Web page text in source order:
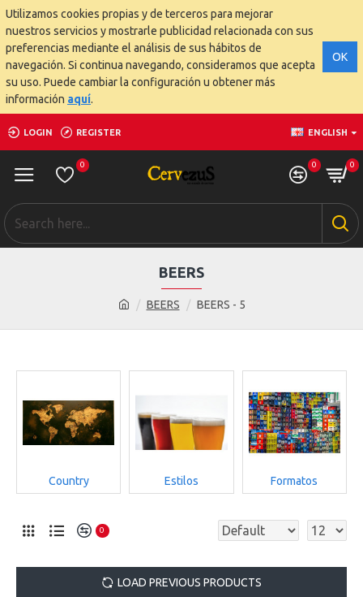
Utilizamos cookies propias y de terceros para mejorar
nuestros servicios y mostrarle publicidad relacionada con sus
preferencias mediante el análisis de sus hábitos de
navegación. Si continua navegando, consideramos que acepta
su uso. Puede cambiar la configuración u obtener más
información aquí.
OK
LOGIN REGISTER ENGLISH
0 0 0
BEERS BEERS - 5
BEERS
Country Estilos Formatos
0
LOAD PREVIOUS PRODUCTS